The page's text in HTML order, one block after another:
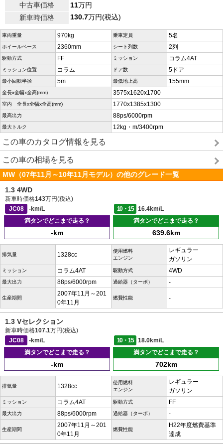
中古車価格
11万円
新車時価格
130.7万円(税込)
車両重量 970kg 乗車定員 5名
ホイールベース 2360mm シート列数 2列
駆動方式 FF ミッション コラム4AT
ミッション位置 コラム ドア数 5ドア
最小回転半径 5m 最低地上高 155mm
全長x全幅x全高(mm) 3575x1620x1700
室内 全長x全幅x全高(mm) 1770x1385x1300
最高出力 88ps/6000rpm
最大トルク 12kg・m/3400rpm
この車のカタログ情報を見る
この車の相場を見る
MW（07年11月～10年11月モデル）の他のグレード一覧
1.3 4WD
新車時価格143万円(税込)
JC08
-km/L 10・15
16.4km/L
満タンでどこまで走る？
-km
満タンでどこまで走る？
639.6km
排気量 1328cc
使用燃料
エンジン
レギュラー
ガソリン
ミッション コラム4AT 駆動方式 4WD
最大出力 88ps/6000rpm 過給器（ターボ） -
生産期間
2007年11月～201
0年11月
燃費性能 -
1.3 Vセレクション
新車時価格107.1万円(税込)
JC08
-km/L 10・15
18.0km/L
満タンでどこまで走る？
-km
満タンでどこまで走る？
702km
排気量 1328cc
使用燃料
エンジン
レギュラー
ガソリン
ミッション コラム4AT 駆動方式 FF
最大出力 88ps/6000rpm 過給器（ターボ） -
生産期間
2007年11月～201
0年11月
燃費性能
H22年度燃費基準
達成